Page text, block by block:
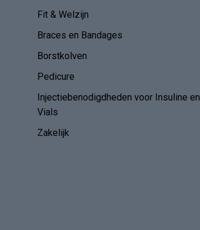
Fit & Welzijn
Braces en Bandages
Borstkolven
Pedicure
Injectiebenodigdheden voor Insuline en
Vials
Zakelijk